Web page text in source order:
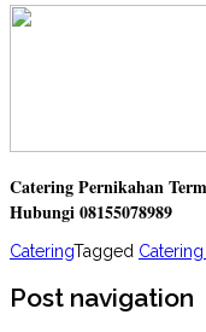
Catering Pernikahan
Hubungi 08155078989
CateringTagged
Post navigation